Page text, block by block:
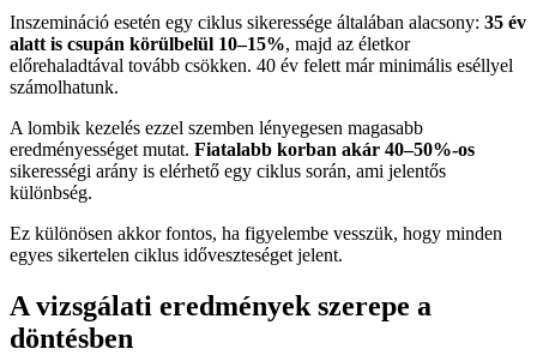
Inszemináció esetén egy ciklus sikeressége általában alacsony: 35 év
alatt is csupán körülbelül 10–15%, majd az életkor
előrehaladtával tovább csökken. 40 év felett már minimális eséllyel
számolhatunk.
A lombik kezelés ezzel szemben lényegesen magasabb
eredményességet mutat. Fiatalabb korban akár 40–50%-os
sikerességi arány is elérhető egy ciklus során, ami jelentős
különbség.
Ez különösen akkor fontos, ha figyelembe vesszük, hogy minden
egyes sikertelen ciklus időveszteséget jelent.
A vizsgálati eredmények szerepe a
döntésben